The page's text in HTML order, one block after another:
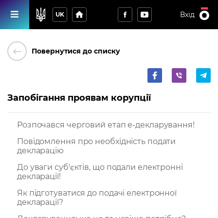
UK home Вхід
keyboard_backspace Повернутися до списку
Запобігання проявам корупції
Розпочався черговий етап е-декларування!
Повідомлення про необхідність подати
декларацію
До уваги суб'єктів, що подали електронні
декларації!
Як підготуватися до подачі електронної
декларації?